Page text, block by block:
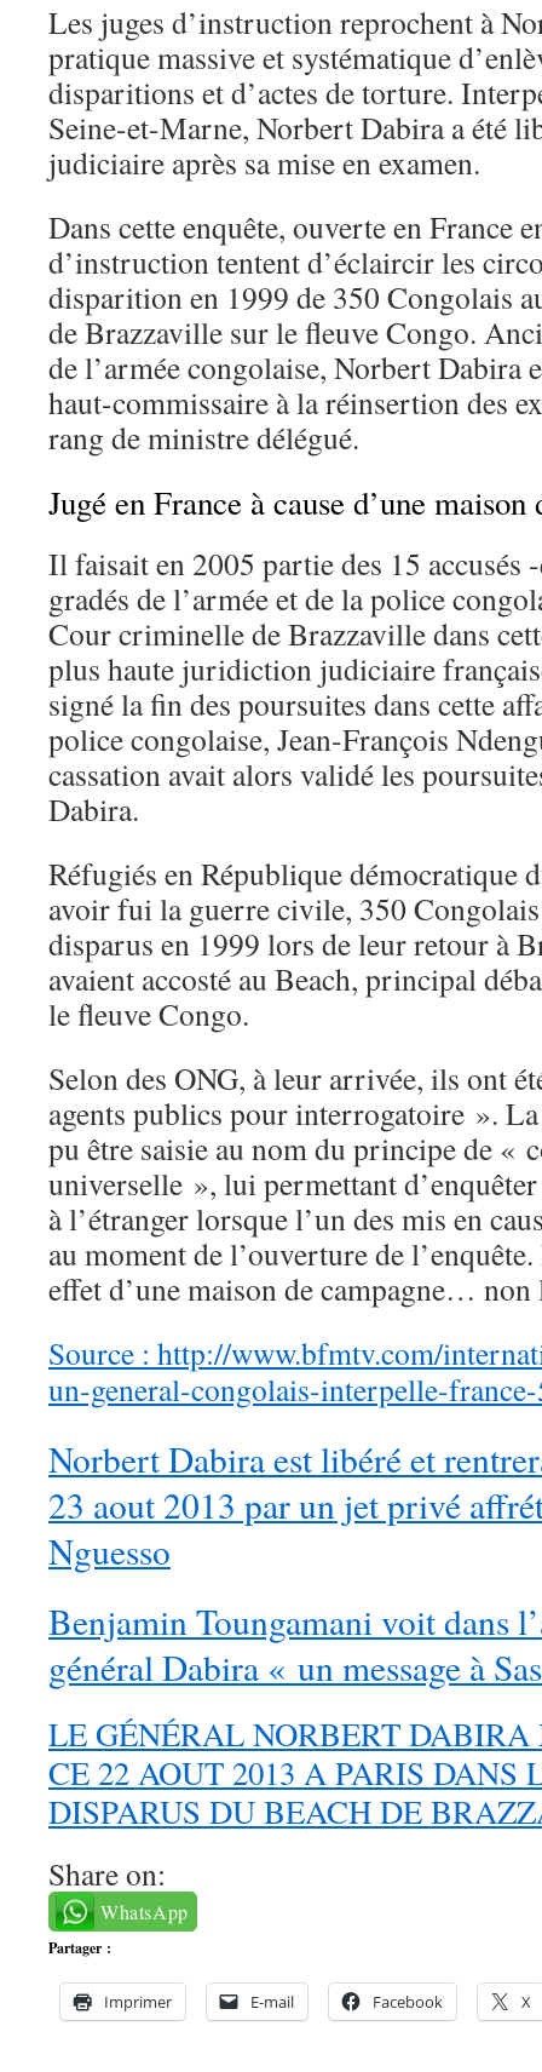
Les juges d’instruction reprochent à
pratique massive et systématique
disparitions et d’actes de torture.
Seine-et-Marne, Norbert Dabira a été
judiciaire après sa mise en examen.
Dans cette enquête, ouverte en France
d’instruction tentent d’éclaircir les
disparition en 1999 de 350 Congolais
de Brazzaville sur le fleuve Congo.
de l’armée congolaise, Norbert Dabira
haut-commissaire à la réinsertion des
rang de ministre délégué.
Jugé en France à cause d’une maison
Il faisait en 2005 partie des 15 accusés
gradés de l’armée et de la police
Cour criminelle de Brazzaville dans
plus haute juridiction judiciaire
signé la fin des poursuites dans cette
police congolaise, Jean-François
cassation avait alors validé les
Dabira.
Réfugiés en République démocratique
avoir fui la guerre civile, 350
disparus en 1999 lors de leur retour à
avaient accosté au Beach, principal
le fleuve Congo.
Selon des ONG, à leur arrivée, ils ont
agents publics pour interrogatoire ».
pu être saisie au nom du principe de «
universelle », lui permettant
à l’étranger lorsque l’un des mis en
au moment de l’ouverture de
effet d’une maison de campagne…
Source : http://www.bfmtv.com/
un-general-congolais-interpelle-
Norbert Dabira est libéré et
23 aout 2013 par un jet privé
Nguesso
Benjamin Toungamani voit dans
général Dabira « un message à
LE GÉNÉRAL NORBERT
CE 22 AOUT 2013 A PARIS DANS
DISPARUS DU BEACH DE
Share on:
WhatsApp
Partager :
Imprimer E-mail Facebook X